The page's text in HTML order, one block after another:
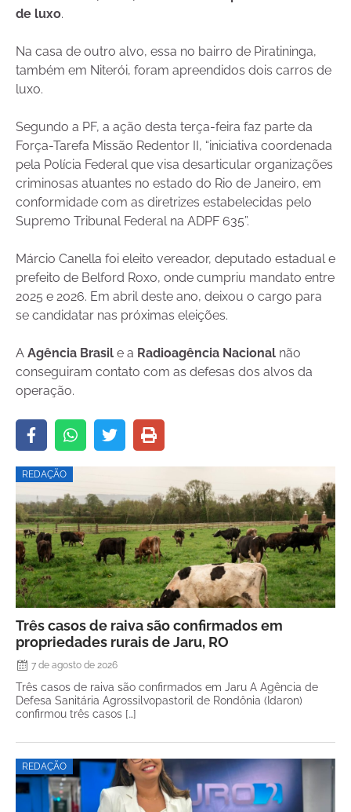
de luxo.
Na casa de outro alvo, essa no bairro de Piratininga,
também em Niterói, foram apreendidos dois carros de
luxo.
Segundo a PF, a ação desta terça-feira faz parte da
Força-Tarefa Missão Redentor II, “iniciativa coordenada
pela Polícia Federal que visa desarticular organizações
criminosas atuantes no estado do Rio de Janeiro, em
conformidade com as diretrizes estabelecidas pelo
Supremo Tribunal Federal na ADPF 635”.
Márcio Canella foi eleito vereador, deputado estadual e
prefeito de Belford Roxo, onde cumpriu mandato entre
2025 e 2026. Em abril deste ano, deixou o cargo para
se candidatar nas próximas eleições.
A Agência Brasil e a Radioagência Nacional não
conseguiram contato com as defesas dos alvos da
operação.
REDAÇÃO
Três casos de raiva são confirmados em
propriedades rurais de Jaru, RO
7 de agosto de 2026
Três casos de raiva são confirmados em Jaru A Agência de
Defesa Sanitária Agrossilvopastoril de Rondônia (Idaron)
confirmou três casos […]
REDAÇÃO